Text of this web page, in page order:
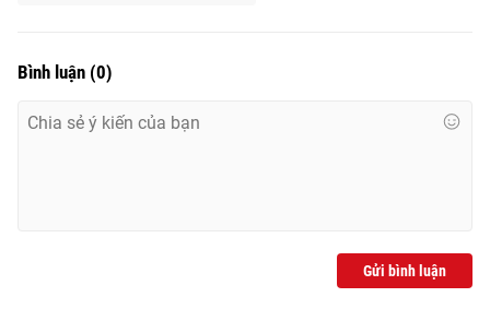
Bình luận (0)
Gửi bình luận